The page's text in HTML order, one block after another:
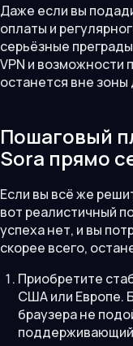
Даже если вы
оплаты и
серьёзные
VPN и возможности
останется вне зоны
Пошаговый
Sora прямо
Если вы всё же
вот реалистичный
успеха нет, и вы
скорее всего,
Приобретите
США или Европе.
браузера не
поддерживающий